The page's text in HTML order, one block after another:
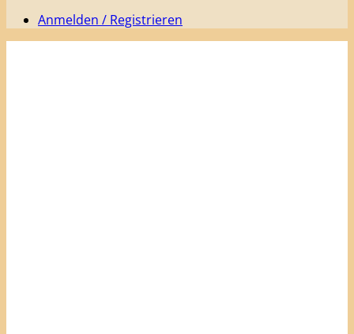
Anmelden / Registrieren